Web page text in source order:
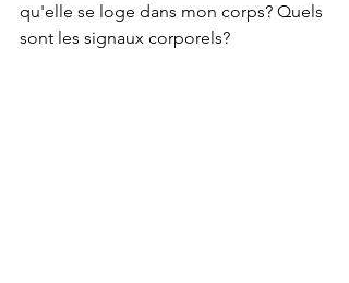
qu'elle se loge dans mon corps? Quels
sont les signaux corporels?